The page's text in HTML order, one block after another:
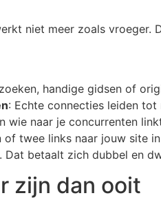
niet meer zoals vroeger.
handige gidsen of
: Echte connecties leiden tot
wie naar je concurrenten
of twee links naar jouw site
Dat betaalt zich dubbel en
zijn dan ooit